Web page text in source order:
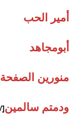
أمير الحب
أبومجاهد
منورين
ودمتم سالمين[/frame]